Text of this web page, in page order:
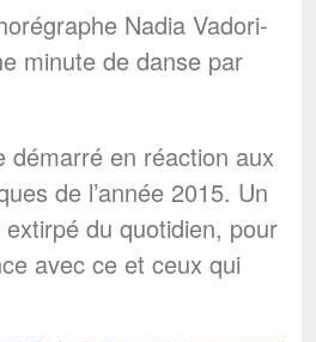
Nadia Vadori-
minute de danse par
démarré en réaction aux
de l’année 2015. Un
du quotidien, pour
avec ce et ceux qui